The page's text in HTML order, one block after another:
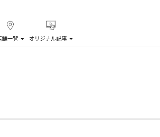
舗一覧 オリジナル記事